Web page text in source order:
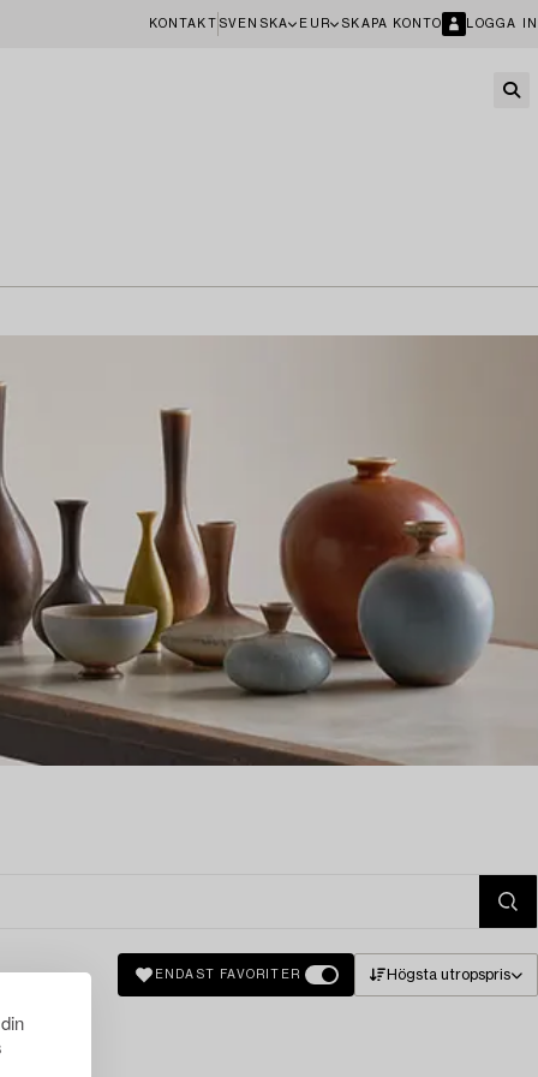
KONTAKT SVENSKA EUR SKAPA KONTO LOGGA IN
ENDAST FAVORITER Högsta utropspris